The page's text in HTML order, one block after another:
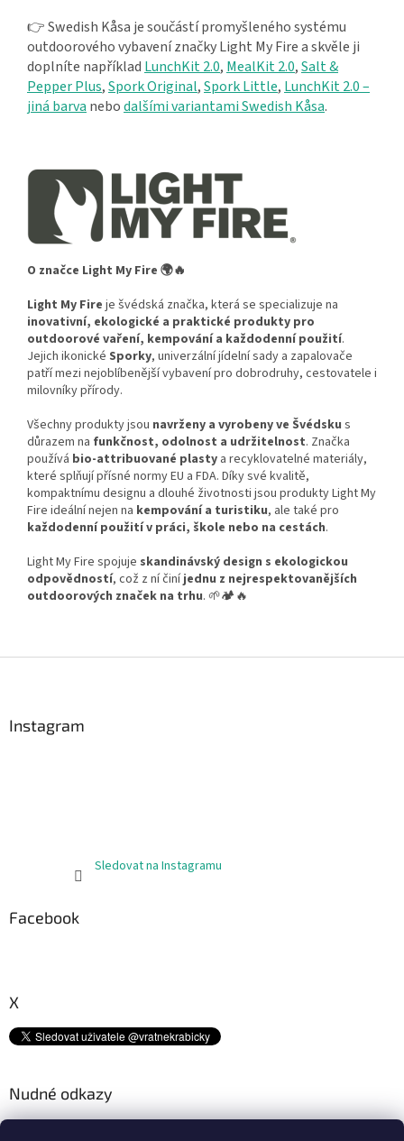
👉 Swedish Kåsa je součástí promyšleného systému
outdoorového vybavení značky Light My Fire a skvěle ji
doplníte například LunchKit 2.0, MealKit 2.0,Salt &
Pepper Plus,Spork Original,Spork Little, LunchKit 2.0 –
jiná barva nebodalšími variantami Swedish Kåsa.
O značce Light My Fire 🌍🔥
Light My Fire je švédská značka, která se specializuje na
inovativní, ekologické a praktické produkty pro
outdoorové vaření, kempování a každodenní použití.
Jejich ikonické Sporky, univerzální jídelní sady a zapalovače
patří mezi nejoblíbenější vybavení pro dobrodruhy, cestovatele i
milovníky přírody.
Všechny produkty jsou navrženy a vyrobeny ve Švédsku s
důrazem na funkčnost, odolnost a udržitelnost. Značka
používá bio-attribuované plasty a recyklovatelné materiály,
které splňují přísné normy EU a FDA. Díky své kvalitě,
kompaktnímu designu a dlouhé životnosti jsou produkty Light My
Fire ideální nejen na kempování a turistiku, ale také pro
každodenní použití v práci, škole nebo na cestách.
Light My Fire spojuje skandinávský design s ekologickou
odpovědností, což z ní činíjednu z nejrespektovanějších
outdoorových značek na trhu. 🌱🏕️🔥
Instagram
Sledovat na Instagramu
Facebook
X
Nudné odkazy